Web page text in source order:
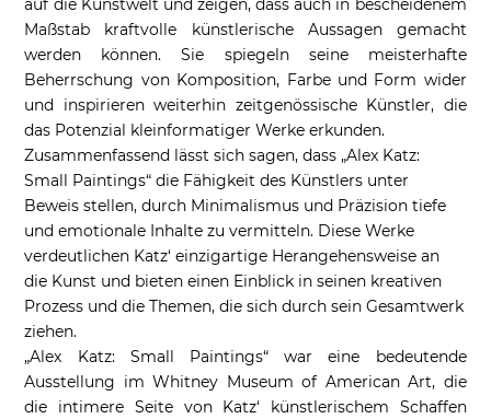
auf die Kunstwelt und zeigen, dass auch in bescheidenem
Maßstab kraftvolle künstlerische Aussagen gemacht
werden können. Sie spiegeln seine meisterhafte
Beherrschung von Komposition, Farbe und Form wider
und inspirieren weiterhin zeitgenössische Künstler, die
das Potenzial kleinformatiger Werke erkunden.
Zusammenfassend lässt sich sagen, dass „Alex Katz:
Small Paintings“ die Fähigkeit des Künstlers unter
Beweis stellen, durch Minimalismus und Präzision tiefe
und emotionale Inhalte zu vermitteln. Diese Werke
verdeutlichen Katz‘ einzigartige Herangehensweise an
die Kunst und bieten einen Einblick in seinen kreativen
Prozess und die Themen, die sich durch sein Gesamtwerk
ziehen.
„Alex Katz: Small Paintings“ war eine bedeutende
Ausstellung im Whitney Museum of American Art, die
die intimere Seite von Katz‘ künstlerischem Schaffen